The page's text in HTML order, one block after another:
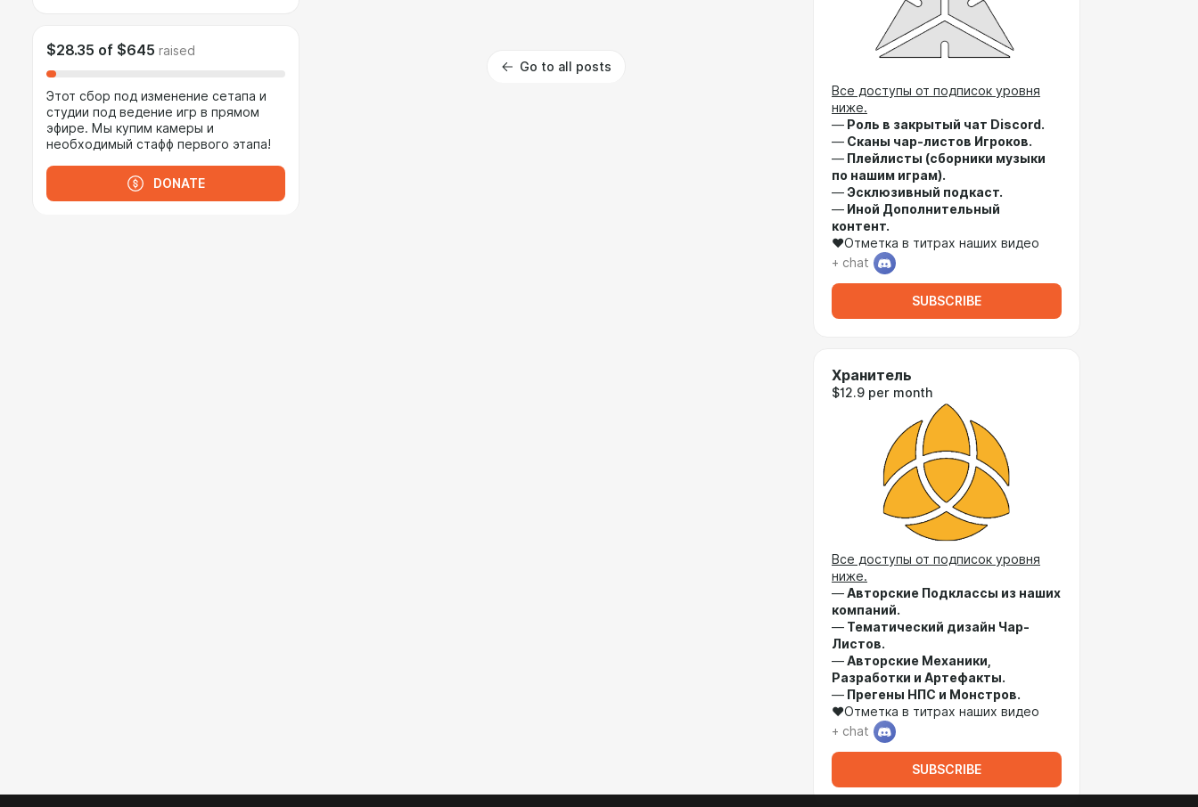
$28.35 of $645 raised
Этот сбор под изменение сетапа и
студии под ведение игр в прямом
эфире. Мы купим камеры и
необходимый стафф первого этапа!
DONATE
Go to all posts
Все доступы от подписок уровня
ниже.
— Роль в закрытый чат Discord.
— Сканы чар-листов Игроков.
— Плейлисты (сборники музыки
по нашим играм).
—Эсклюзивный подкаст.
— Иной Дополнительный
контент.
♥Отметка в титрах наших видео
+ chat
SUBSCRIBE
Хранитель
$12.9 per month
Все доступы от подписок уровня
ниже.
—Авторские Подклассы из наших
компаний.
— Тематический дизайн Чар-
Листов.
—Авторские Механики,
Разработки и Артефакты.
— Прегены НПС и Монстров.
♥Отметка в титрах наших видео
+ chat
SUBSCRIBE